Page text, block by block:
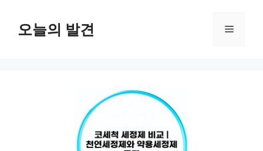
오늘의 발견 메